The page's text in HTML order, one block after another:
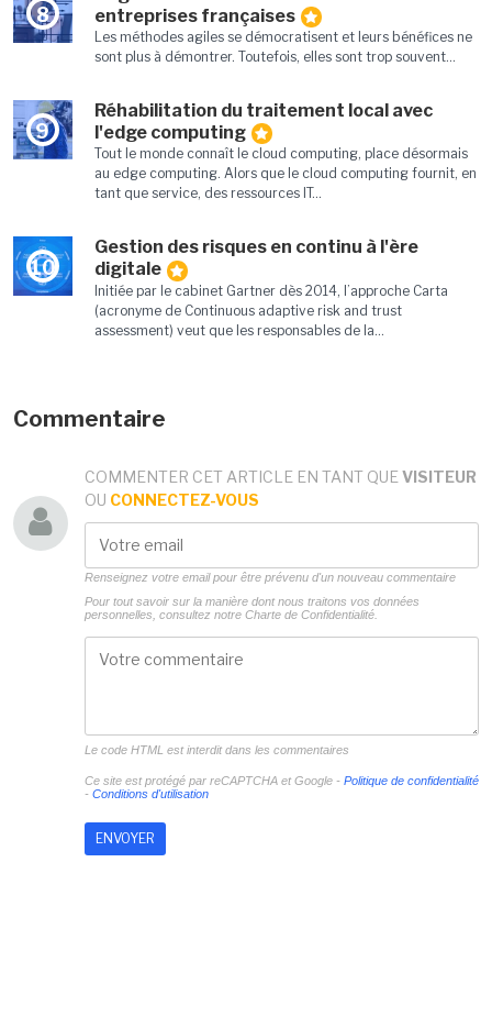
8
entreprises françaises
Les méthodes agiles se démocratisent et leurs bénéfices ne
sont plus à démontrer. Toutefois, elles sont trop souvent...
9
Réhabilitation du traitement local avec
l'edge computing
Tout le monde connaît le cloud computing, place désormais
au edge computing. Alors que le cloud computing fournit, en
tant que service, des ressources IT...
10
Gestion des risques en continu à l'ère
digitale
Initiée par le cabinet Gartner dès 2014, l’approche Carta
(acronyme de Continuous adaptive risk and trust
assessment) veut que les responsables de la...
Commentaire
COMMENTER CET ARTICLE EN TANT QUE VISITEUR
OU CONNECTEZ-VOUS
Renseignez votre email pour être prévenu d'un nouveau commentaire
Pour tout savoir sur la manière dont nous traitons vos données
personnelles, consultez notre Charte de Confidentialité.
Le code HTML est interdit dans les commentaires
Ce site est protégé par reCAPTCHA et Google - Politique de confidentialité
- Conditions d'utilisation